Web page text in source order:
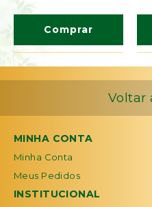
Comprar
Voltar
MINHA CONTA
Minha Conta
Meus Pedidos
INSTITUCIONAL